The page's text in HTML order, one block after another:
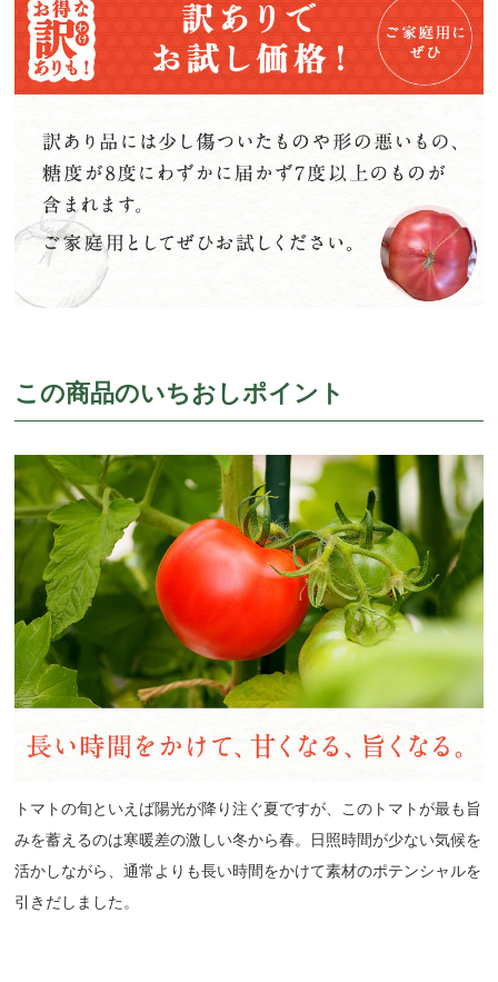
この商品のいちおしポイント
トマトの旬といえば陽光が降り注ぐ夏ですが、このトマトが最も旨
みを蓄えるのは寒暖差の激しい冬から春。日照時間が少ない気候を
活かしながら、通常よりも長い時間をかけて素材のポテンシャルを
引きだしました。